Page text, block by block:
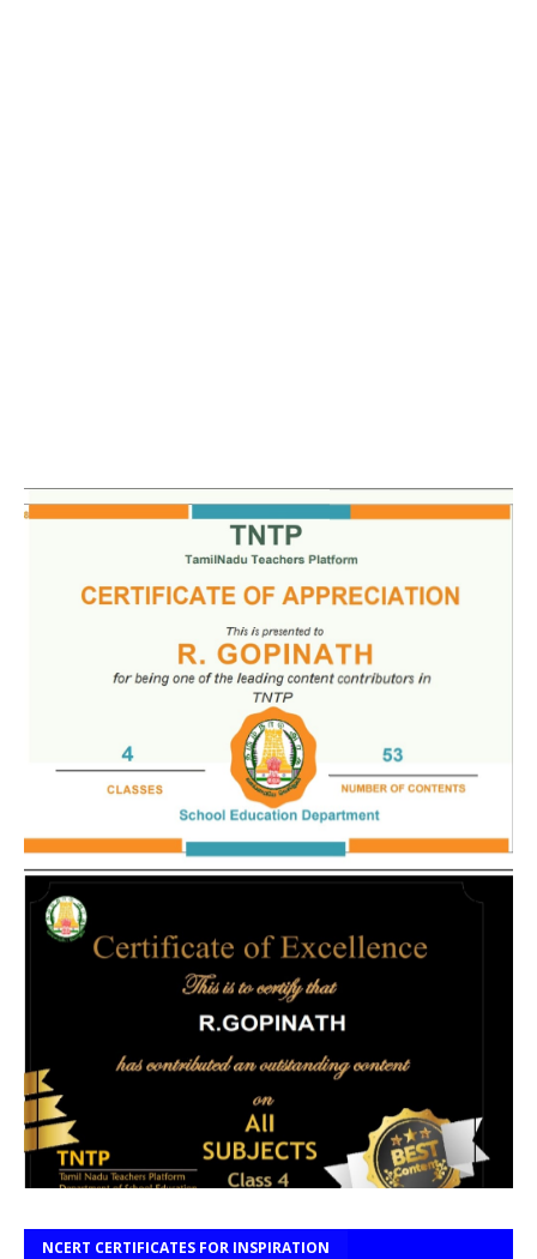
NCERT CERTIFICATES FOR INSPIRATION